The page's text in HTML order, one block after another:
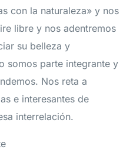
con la naturaleza» y nos
libre y nos adentremos
su belleza y
somos parte integrante y
Nos reta a
e interesantes de
interrelación.